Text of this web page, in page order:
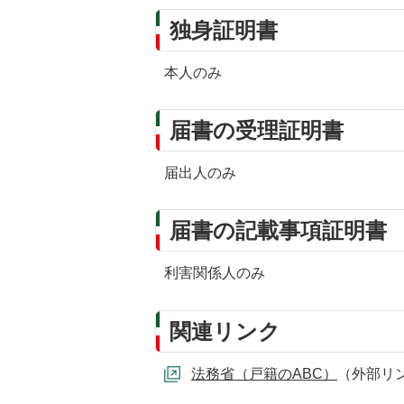
独身証明書
本人のみ
届書の受理証明書
届出人のみ
届書の記載事項証明書
利害関係人のみ
関連リンク
法務省（戸籍のABC） （外部リ